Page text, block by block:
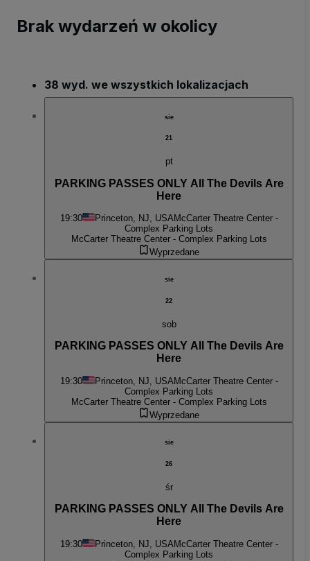
Brak wydarzeń w okolicy
38 wyd. we wszystkich lokalizacjach
sie
21
pt
PARKING PASSES ONLY All The Devils Are
Here
19:30 Princeton, NJ, USAMcCarter Theatre Center -
Complex Parking Lots
McCarter Theatre Center - Complex Parking Lots
Wyprzedane
sie
22
sob
PARKING PASSES ONLY All The Devils Are
Here
19:30 Princeton, NJ, USAMcCarter Theatre Center -
Complex Parking Lots
McCarter Theatre Center - Complex Parking Lots
Wyprzedane
sie
26
śr
PARKING PASSES ONLY All The Devils Are
Here
19:30 Princeton, NJ, USAMcCarter Theatre Center -
Complex Parking Lots